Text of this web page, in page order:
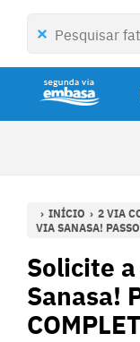
INÍCIO 2 VIA
VIA SANASA!
Solicite
Sanasa!